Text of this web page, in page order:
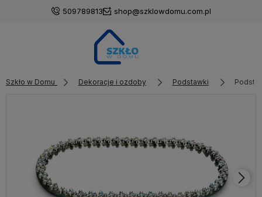
509789813 shop@szklowdomu.com.pl
Szkło w Domu Dekoracje i ozdoby Podstawki